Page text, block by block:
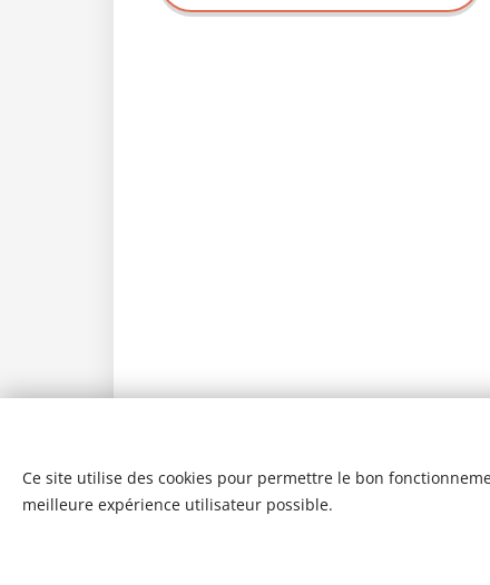
Ce site utilise des cookies pour permettre le bon
meilleure expérience utilisateur possible.